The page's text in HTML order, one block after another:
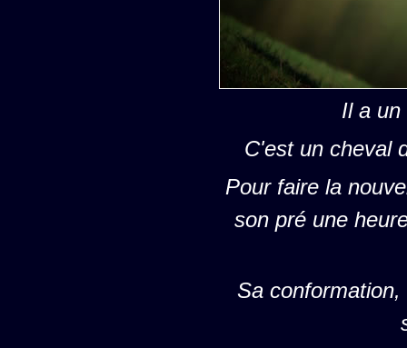
Il a
C'est un cheval
Pour faire la
son pré une
Sa